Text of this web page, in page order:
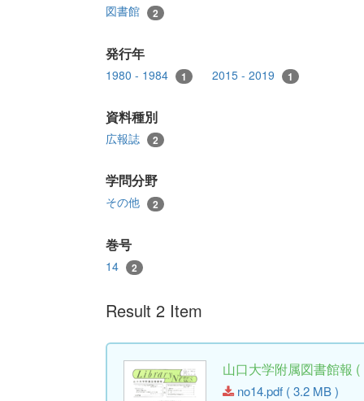
図書館 2
発行年
1980 - 1984 1 2015 - 2019 1
資料種別
広報誌 2
学問分野
その他 2
巻号
14 2
Result 2 Item
山口大学附属図書館報
no14.pdf ( 3.2 MB )